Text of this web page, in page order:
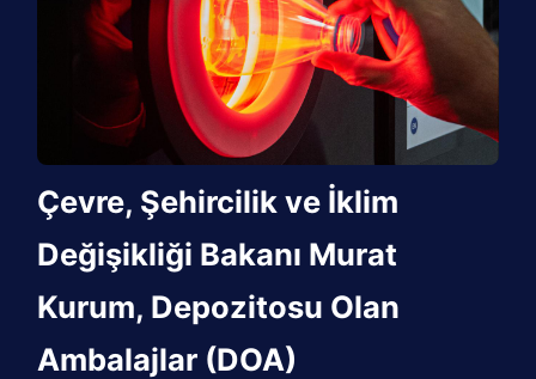
Çevre, Şehircilik ve İklim
Değişikliği Bakanı Murat
Kurum, Depozitosu Olan
Ambalajlar (DOA)